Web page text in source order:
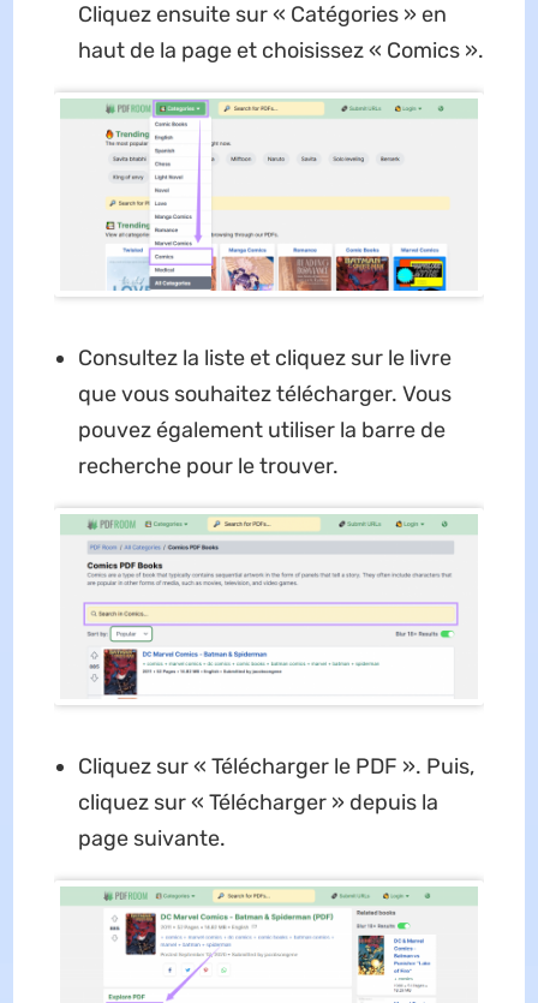
Cliquez ensuite sur « Catégories » en
haut de la page et choisissez « Comics ».
Consultez la liste et cliquez sur le livre
que vous souhaitez télécharger. Vous
pouvez également utiliser la barre de
recherche pour le trouver.
Cliquez sur « Télécharger le PDF ». Puis,
cliquez sur « Télécharger » depuis la
page suivante.